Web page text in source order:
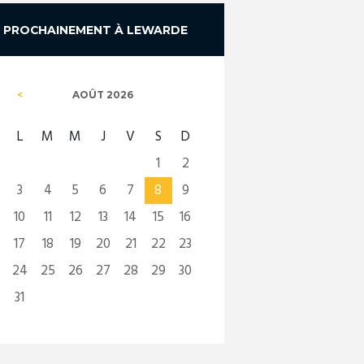
PROCHAINEMENT À LEWARDE
AOÛT 2026
L M M J V S
D
1
2
3
4 5 6 7 8
9
10
11 12 13 14 15
16
17
18 19 20 21 22
23
24
25 26 27 28 29
30
31